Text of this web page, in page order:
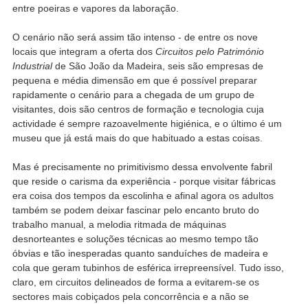
entre poeiras e vapores da laboração.
O cenário não será assim tão intenso - de entre os nove
locais que integram a oferta dos Circuitos pelo Património
Industrialde São João da Madeira, seis são empresas de
pequena e média dimensão em que é possível preparar
rapidamente o cenário para a chegada de um grupo de
visitantes, dois são centros de formação e tecnologia cuja
actividade é sempre razoavelmente higiénica, e o último é um
museu que já está mais do que habituado a estas coisas.
Mas é precisamente no primitivismo dessa envolvente fabril
que reside o carisma da experiência - porque visitar fábricas
era coisa dos tempos da escolinha e afinal agora os adultos
também se podem deixar fascinar pelo encanto bruto do
trabalho manual, a melodia ritmada de máquinas
desnorteantes e soluções técnicas ao mesmo tempo tão
óbvias e tão inesperadas quanto sanduíches de madeira e
cola que geram tubinhos de esférica irrepreensível. Tudo isso,
claro, em circuitos delineados de forma a evitarem-se os
sectores mais cobiçados pela concorrência e a não se